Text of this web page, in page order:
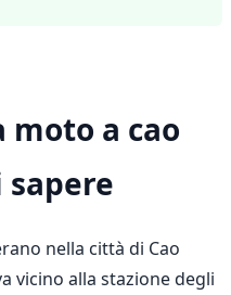
moto a cao
sapere
nella città di Cao
vicino alla stazione degli